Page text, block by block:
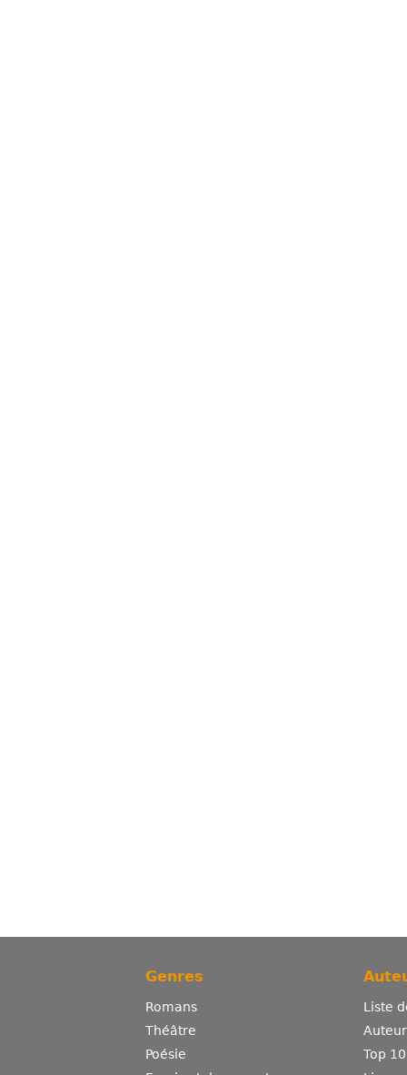
Genres
Romans
Théâtre
Poésie
Liste
Top